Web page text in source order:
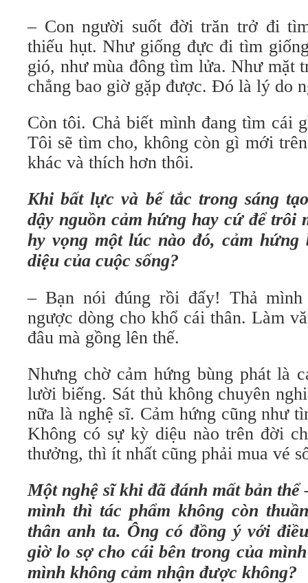
– Con người suốt đời trăn trở đi
thiếu hụt. Như giống đực đi tìm
gió, như mùa đông tìm lửa. Như mặt
chẳng bao giờ gặp được. Đó là lý do
Còn tôi. Chả biết mình đang tìm cái
Tôi sẽ tìm cho, không còn gì mới
khác và thích hơn thôi.
Khi bất lực và bế tắc trong sáng
dậy nguồn cảm hứng hay cứ để trôi
hy vọng một lúc nào đó, cảm
diệu của cuộc sống?
– Bạn nói đúng rồi đấy! Thả
ngược dòng cho khổ cái thân. Làm
đâu mà gồng lên thế.
Nhưng chờ cảm hứng bùng phát là
lười biếng. Sát thủ không chuyên
nữa là nghệ sĩ. Cảm hứng cũng như
Không có sự kỳ diệu nào trên đời
thưởng, thì ít nhất cũng phải mua vé
Một nghệ sĩ khi đã đánh mất bản thể
mình thì tác phẩm không còn
thân anh ta. Ông có đồng ý với
giờ lo sợ cho cái bên trong của
mình không cảm nhận được không?